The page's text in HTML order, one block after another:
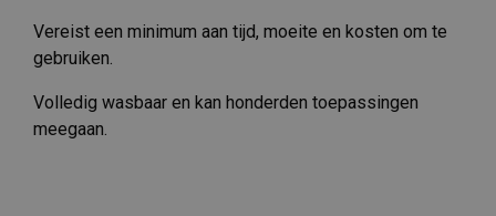
Vereist een minimum aan tijd, moeite en kosten om te
gebruiken.
Volledig wasbaar en kan honderden toepassingen
meegaan.